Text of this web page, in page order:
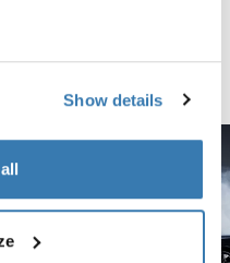
Show details
pruebas que